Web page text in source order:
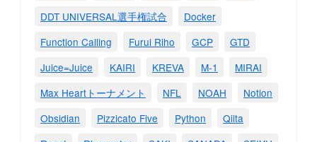
DDT UNIVERSAL選手権試合
Docker
Function Calling
Furui Riho GCP
GTD
Juice=Juice
KAIRI KREVA M-1
MIRAI
Max Heartトーナメント
NFL NOAH
Notion
Obsidian
Pizzicato Five Python
Qiita